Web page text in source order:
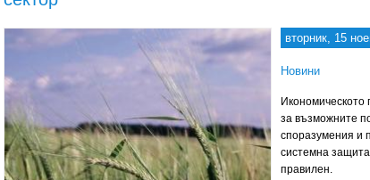
вторник, 15
Новини
за възможните
споразумения и
системна
правилен.